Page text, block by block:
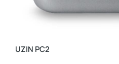
UZIN PC2